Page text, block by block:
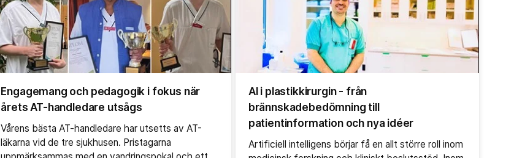
Engagemang och pedagogik i fokus när
årets AT-handledare utsågs
Vårens bästa AT-handledare har utsetts av AT-
läkarna vid de tre sjukhusen. Pristagarna
AI i plastikkirurgin - från
brännskadebedömning till
patientinformation och nya idéer
Artificiell intelligens börjar få en allt större roll inom